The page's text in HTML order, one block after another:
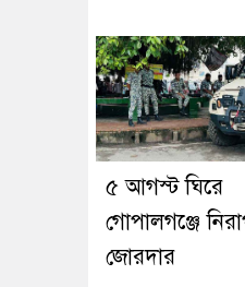
৫ আগস্ট ঘিরে
গোপালগঞ্জে
জোরদার